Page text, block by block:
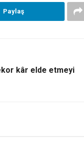
Paylaş
kâr elde etmeyi